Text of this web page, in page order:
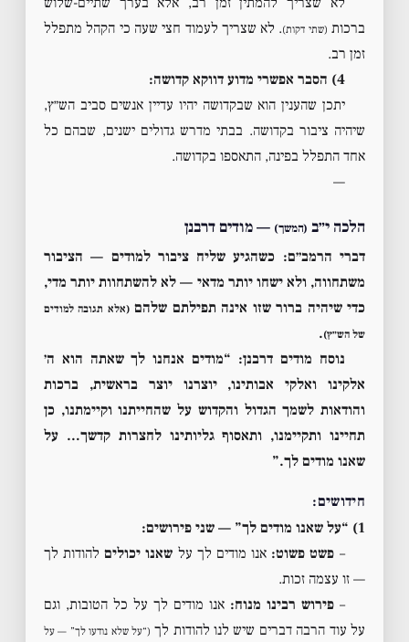
ברכות (שתי דקות). לא שצריך לעמוד חצי שעה כי הקהל מתפלל
זמן רב.
4) הסבר אפשרי מדוע דווקא קדושה:
יתכן שהענין הוא שבקדושה יהיו עדיין אנשים סביב הש״ץ,
שיהיה ציבור בקדושה. בבתי מדרש גדולים ישנים, שבהם כל
אחד התפלל בפינה, התאספו בקדושה.
—
הלכה י״ב (המשך) — מודים דרבנן
דברי הרמב״ם: כשהגיע שליח ציבור למודים — הציבור
משתחווה, ולא ישחו יותר מדאי — לא להשתחוות יותר מדי,
כדי שיהיה ברור שזו אינה תפילתם שלהם(אלא תגובה למודים
של הש״ץ).
נוסח מודים דרבנן: “מודים אנחנו לך שאתה הוא ה׳
אלקינו ואלקי אבותינו, יוצרנו יוצר בראשית, ברכות
והודאות לשמך הגדול והקדוש על שהחייתנו וקיימתנו, כן
תחיינו ותקיימנו, ותאסוף גליותינו לחצרות קדשך… על
שאנו מודים לך.”
חידושים:
1) “על שאנו מודים לך” — שני פירושים:
– פשט פשוט: אנו מודים לך על שאנו יכוליםלהודות לך
— זו עצמה זכות.
–פירוש רבינו מנוח: אנו מודים לך על כל הטובות, וגם
על עוד הרבה דברים שיש לנו להודות לך (“על שלא נודעו לך” — על